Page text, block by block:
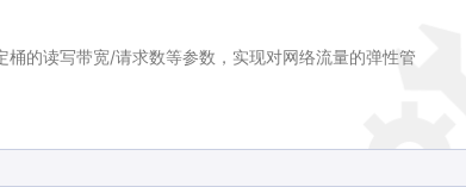
桶的读写带宽/请求数等参数，实现对网络流量的弹性管